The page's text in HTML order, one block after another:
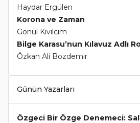
Haydar Ergülen
Korona ve Zaman
Gönül Kıvılcım
Bilge Karasu’nun Kılavuz Adlı
Özkan Ali Bozdemir
Günün Yazarları
Özgeci Bir Özge Denemeci: